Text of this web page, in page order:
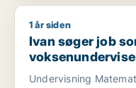
Ivan søger job som
1 år siden
Ivan søger job
Undervisning